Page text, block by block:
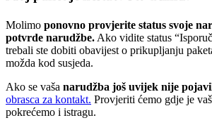
Molimo ponovno provjerite status svoje
potvrde narudžbe. Ako vidite status
trebali ste dobiti obavijest o prikupljanju
možda kod susjeda.
Ako se vaša narudžba još uvijek nije
obrasca za kontakt. Provjeriti ćemo gdje je
pokrećemo i istragu.